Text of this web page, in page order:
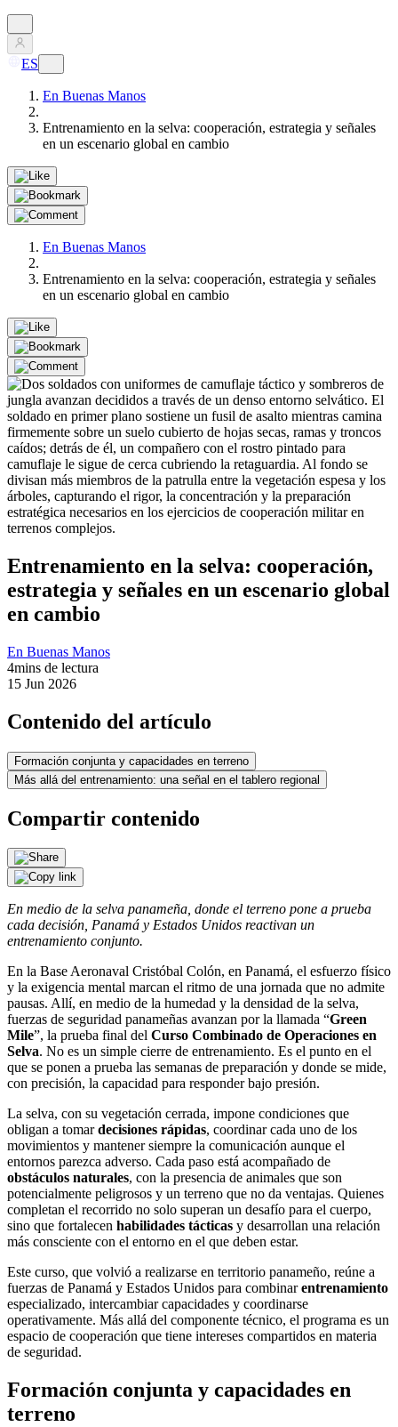
ES
En Buenas Manos
Entrenamiento en la selva: cooperación, estrategia y señales
en un escenario global en cambio
En Buenas Manos
Entrenamiento en la selva: cooperación, estrategia y señales
en un escenario global en cambio
Entrenamiento en la selva: cooperación,
estrategia y señales en un escenario global
en cambio
En Buenas Manos
4mins de lectura
15 Jun 2026
Contenido del artículo
Formación conjunta y capacidades en terreno
Más allá del entrenamiento: una señal en el tablero regional
Compartir contenido
En medio de la selva panameña, donde el terreno pone a prueba
cada decisión, Panamá y Estados Unidos reactivan un
entrenamiento conjunto.
En la Base Aeronaval Cristóbal Colón, en Panamá, el esfuerzo físico
y la exigencia mental marcan el ritmo de una jornada que no admite
pausas. Allí, en medio de la humedad y la densidad de la selva,
fuerzas de seguridad panameñas avanzan por la llamada “Green
Mile”, la prueba final del Curso Combinado de Operaciones en
Selva. No es un simple cierre de entrenamiento. Es el punto en el
que se ponen a prueba las semanas de preparación y donde se mide,
con precisión, la capacidad para responder bajo presión.
La selva, con su vegetación cerrada, impone condiciones que
obligan a tomardecisiones rápidas, coordinar cada uno de los
movimientos y mantener siempre la comunicación aunque el
entornos parezca adverso. Cada paso está acompañado de
obstáculos naturales, con la presencia de animales que son
potencialmente peligrosos y un terreno que no da ventajas. Quienes
completan el recorrido no solo superan un desafío para el cuerpo,
sino que fortalecen habilidades tácticas y desarrollan una relación
más consciente con el entorno en el que deben estar.
Este curso, que volvió a realizarse en territorio panameño, reúne a
fuerzas de Panamá y Estados Unidos para combinarentrenamiento
especializado, intercambiar capacidades y coordinarse
operativamente. Más allá del componente técnico, el programa es un
espacio de cooperación que tiene intereses compartidos en materia
de seguridad.
Formación conjunta y capacidades en
terreno